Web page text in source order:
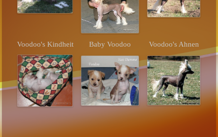
Voodoo's Kindheit Baby Voodoo Voodoo's Ahnen